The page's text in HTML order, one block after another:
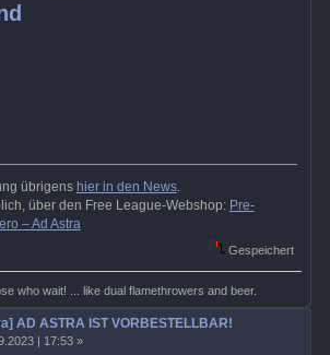
übrigens hier in den News.
über den Free League-Webshop: Pre-
– Ad Astra
Gespeichert
who wait! ... like dual flamethrowers and beer.
AD ASTRA IST VORBESTELLBAR!
| 17:53 »